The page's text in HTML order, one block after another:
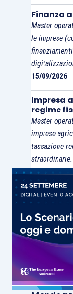
consumatori,
a 98.6
consensus
mentre è più
durevoli
trasporti, il
0.2%.
Asia
In
positivi in
fiducia dei
dall’indice
espansione
dare
superiori a
Finanza
Master
le imprese
15/09/2026
Impresa
regime
Master
imprese
tassazione
straordinarie.